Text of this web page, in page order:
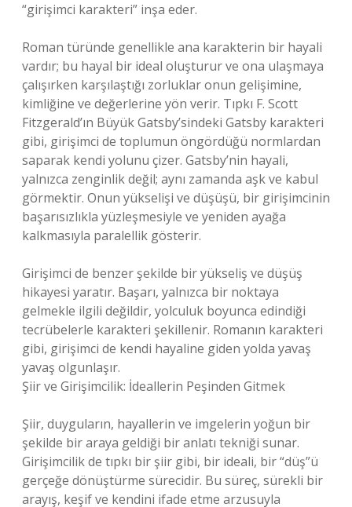
“girişimci karakteri” inşa eder.
Roman türünde genellikle ana karakterin bir hayali
vardır; bu hayal bir ideal oluşturur ve ona ulaşmaya
çalışırken karşılaştığı zorluklar onun gelişimine,
kimliğine ve değerlerine yön verir. Tıpkı F. Scott
Fitzgerald’ın Büyük Gatsby’sindeki Gatsby karakteri
gibi, girişimci de toplumun öngördüğü normlardan
saparak kendi yolunu çizer. Gatsby’nin hayali,
yalnızca zenginlik değil; aynı zamanda aşk ve kabul
görmektir. Onun yükselişi ve düşüşü, bir girişimcinin
başarısızlıkla yüzleşmesiyle ve yeniden ayağa
kalkmasıyla paralellik gösterir.
Girişimci de benzer şekilde bir yükseliş ve düşüş
hikayesi yaratır. Başarı, yalnızca bir noktaya
gelmekle ilgili değildir, yolculuk boyunca edindiği
tecrübelerle karakteri şekillenir. Romanın karakteri
gibi, girişimci de kendi hayaline giden yolda yavaş
yavaş olgunlaşır.
Şiir ve Girişimcilik: İdeallerin Peşinden Gitmek
Şiir, duyguların, hayallerin ve imgelerin yoğun bir
şekilde bir araya geldiği bir anlatı tekniği sunar.
Girişimcilik de tıpkı bir şiir gibi, bir ideali, bir “düş”ü
gerçeğe dönüştürme sürecidir. Bu süreç, sürekli bir
arayış, keşif ve kendini ifade etme arzusuyla